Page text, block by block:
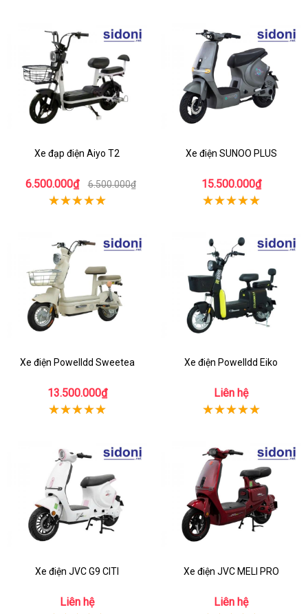
Xe đạp điện Aiyo T2
6.500.000₫ 6.500.000₫
Xe điện SUNOO PLUS
15.500.000₫
Xe điện Powelldd Sweetea
13.500.000₫
Xe điện Powelldd Eiko
Liên hệ
Xe điện JVC G9 CITI
Liên hệ
Xe điện JVC MELI PRO
Liên hệ